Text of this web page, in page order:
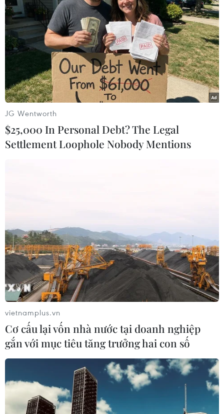
2024
HDBank tiếp tục nối những nhịp cầu yêu thương
tại miền sông nước Cửu Long
Cộng đồng người Việt tại Israel đón Xuân Quê
hương Giáp Thìn
Lượng khách vẫn cao, ngành đường sắt chạy
thêm tàu Thống Nhất, Hải Phòng
Đi chùa lễ Phật - nét đẹp đầu năm của
những người con Việt Nam tại Lào
10/02/2024 03:18
Tâm thức của người Việt Nam luôn tin rằng đi lễ đầu
JG Wentworth
$25,000 In Personal Debt? The Legal
Settlement Loophole Nobody Mentions
vietnamplus.vn
Cơ cấu lại vốn nhà nước tại doanh nghiệp
gắn với mục tiêu tăng trưởng hai con số